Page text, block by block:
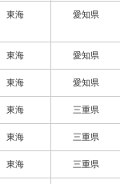
東海 愛知県
東海 愛知県
東海 愛知県
東海 三重県
東海 三重県
東海 三重県